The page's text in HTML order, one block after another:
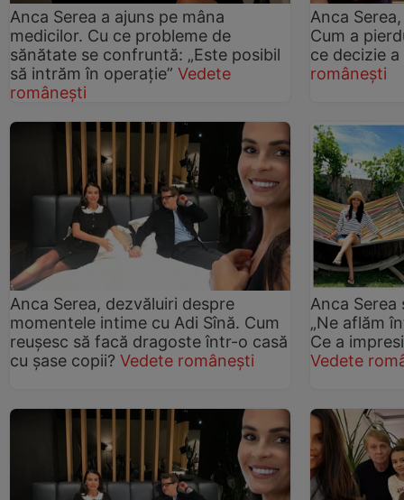
Anca Serea a ajuns pe mâna
medicilor. Cu ce probleme de
sănătate se confruntă: „Este posibil
să intrăm în operație” Vedete
românești
Anca
Cum a
ce decizie
românești
Anca Serea, dezvăluiri despre
momentele intime cu Adi Sînă. Cum
reușesc să facă dragoste într-o casă
cu șase copii? Vedete românești
Anca
„Ne aflăm
Ce a
Vedete